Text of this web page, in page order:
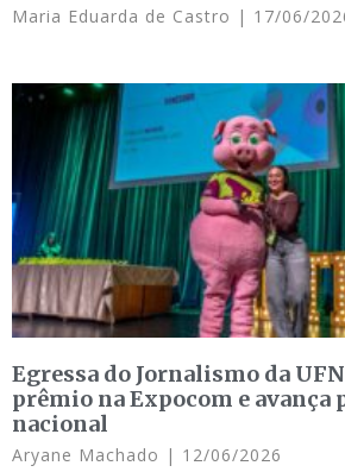
Maria Eduarda de Castro 17/06/
Egressa do Jornalismo da
prêmio na Expocom e avança
nacional
Aryane Machado 12/06/2026